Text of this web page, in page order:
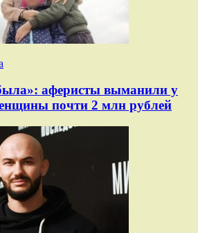
аферисты выманили у
почти 2 млн рублей